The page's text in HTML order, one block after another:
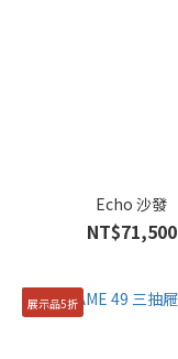
Echo 沙發
NT$71,500
展示品5折